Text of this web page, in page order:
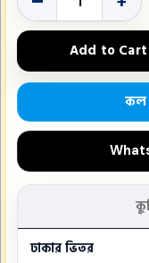
Add to Cart
ঢাকার ভিতর